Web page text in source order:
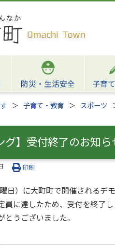
防災・生活安全 子育
子育て・教育 スポーツ
グ】受付終了のお知ら
印刷
日）に大町町で開催されるデ
員に達したため、受付を終了し
とうございました。